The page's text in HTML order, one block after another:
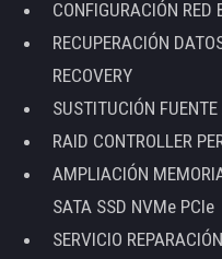
CONFIGURACIÓN RED
RECUPERACIÓN
RECOVERY
SUSTITUCIÓN
RAID CONTROLLER
AMPLIACIÓN
SATA SSD NVMe PCIe
SERVICIO